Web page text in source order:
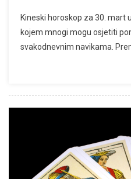
Kineski horoskop za 30. mart
kojem mnogi mogu osjetiti
svakodnevnim navikama.